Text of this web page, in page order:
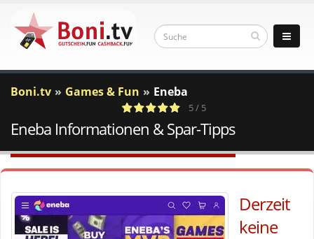
Boni.tv Games & Fun Eneba
a
c
1 Votes
5 / 5
Eneba Informationen & Spar-Tipps
Derzeit
keine